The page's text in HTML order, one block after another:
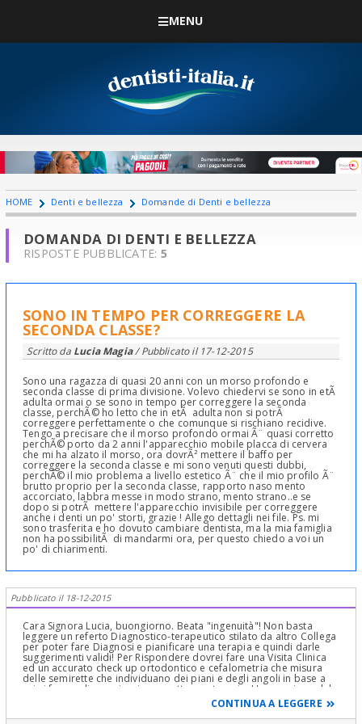
MENU
HOME Denti e bellezza Domande di Denti e bellezza
DOMANDA DI DENTI E BELLEZZA
RISPOSTE PUBBLICATE: 5
SONO IN TEMPO PER CORREGGERE LA
SECONDA CLASSE?
Scritto da Lucia Magia/ Pubblicato il 17-12-2015
Sono una ragazza di quasi 20 anni con un morso profondo e
seconda classe di prima divisione. Volevo chiedervi se sono in etÃ
adulta ormai o se sono in tempo per correggere la seconda
classe, perchÃ© ho letto che in etÃ adulta non si potrÃ
correggere perfettamente o che comunque si rischiano recidive.
Tengo a precisare che il morso profondo ormai Ã¨ quasi corretto
perchÃ© porto da 2 anni l'apparecchio mobile placca di cervera
che mi ha alzato il morso, ora dovrÃ² mettere il baffo per
correggere la seconda classe e mi sono venuti questi dubbi,
perchÃ© il mio problema a livello estetico Ã¨ che il mio profilo Ã¨
brutto proprio per la seconda classe, rapporto naso mento
accorciato, labbra messe in modo strano, mento strano..e se
dopo si potrÃ mettere l'apparecchio invisibile per correggere
anche i denti un po' storti, grazie ! Allego dettagli nei file. Ps. mi
sono trasferita e ho dovuto cambiare dentista, ma la mia famiglia
non ha possibilitÃ di mandarmi ora, per questo chiedo a voi un
po' di chiarimenti.
Pubblicato il 18-12-2015
Cara Signora Lucia, buongiorno. Beata "ingenuità"! Non basta
leggere un referto Diagnostico-terapeutico stilato da altro Collega
per poter fare Diagnosi e pianificare una terapia e quindi darle
suggerimenti validi! Per Rispondere dovrei fare una Visita Clinica
ed un accurato check up ortodontico e cefalometria che misura
delle semirette che individuano dei piani e degli angoli in base a
cui si fa una diagnosi e si prospetta una terapia. L'espansione del
palato potrebbe non dare risultati ossei perché la "saldatura"
delle suture ossee pterigo-mascellari è un processo che avviene
intorno ai sette anni circa e anche prima (prima si inizia la terapia e
CONTINUA A LEGGERE